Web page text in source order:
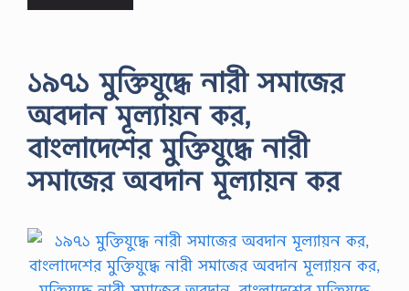
১৯৭১ মুক্তিযুদ্ধে নারী সমাজের
অবদান মূল্যায়ন কর,
বাংলাদেশের মুক্তিযুদ্ধে নারী
সমাজের অবদান মূল্যায়ন কর